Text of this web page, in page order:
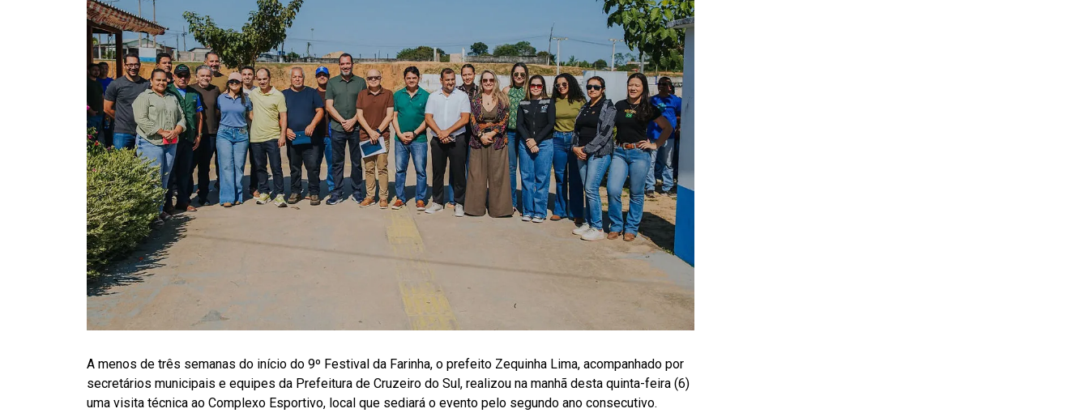
A menos de três semanas do início do 9º Festival da Farinha, o prefeito Zequinha Lima, acompanhado por
secretários municipais e equipes da Prefeitura de Cruzeiro do Sul, realizou na manhã desta quinta-feira (6)
uma visita técnica ao Complexo Esportivo, local que sediará o evento pelo segundo ano consecutivo.